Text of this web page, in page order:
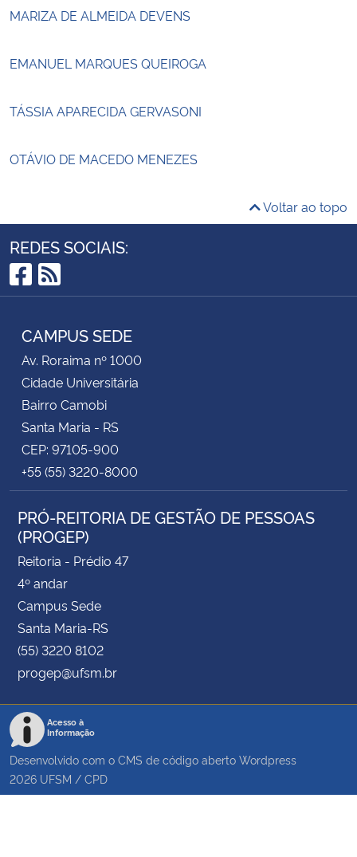
MARIZA DE ALMEIDA DEVENS
EMANUEL MARQUES QUEIROGA
TÁSSIA APARECIDA GERVASONI
OTÁVIO DE MACEDO MENEZES
Voltar ao topo
REDES SOCIAIS:
Facebook
RSS
CAMPUS SEDE
Av. Roraima nº 1000
Cidade Universitária
Bairro Camobi
Santa Maria - RS
CEP: 97105-900
+55 (55) 3220-8000
PRÓ-REITORIA DE GESTÃO DE PESSOAS
(PROGEP)
Reitoria - Prédio 47
4º andar
Campus Sede
Santa Maria-RS
(55) 3220 8102
progep@ufsm.br
Acesso à
Informação
Desenvolvido com o CMS de código aberto Wordpress
2026 UFSM / CPD